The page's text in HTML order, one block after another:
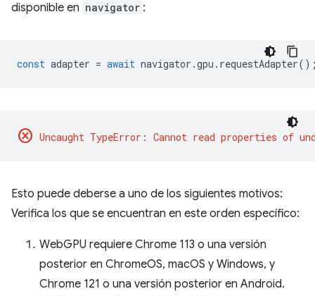
disponible en navigator :
const adapter = await navigator .gpu . requestAdapter
cancel
Esto puede deberse a uno de los siguientes motivos:
Verifica los que se encuentran en este orden específico:
WebGPU requiere Chrome 113 o una versión
posterior en ChromeOS, macOS y Windows, y
Chrome 121 o una versión posterior en Android.